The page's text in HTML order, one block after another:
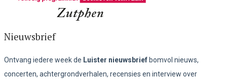
Nieuwsbrief
Ontvang iedere week de Luister nieuwsbrief bomvol nieuws,
concerten, achtergrondverhalen, recensies en interview over